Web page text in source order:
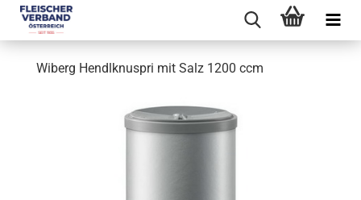
Wiberg Hendlknuspri mit Salz 1200 ccm